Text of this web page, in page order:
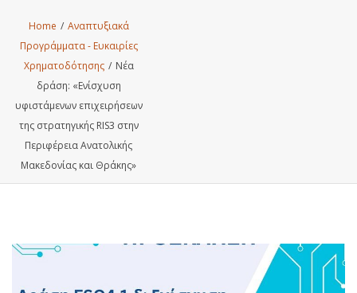
Home / Αναπτυξιακά
Προγράμματα - Ευκαιρίες
Χρηματοδότησης / Νέα
δράση: «Ενίσχυση
υφιστάμενων επιχειρήσεων
της στρατηγικής RIS3 στην
Περιφέρεια Ανατολικής
Μακεδονίας και Θράκης»